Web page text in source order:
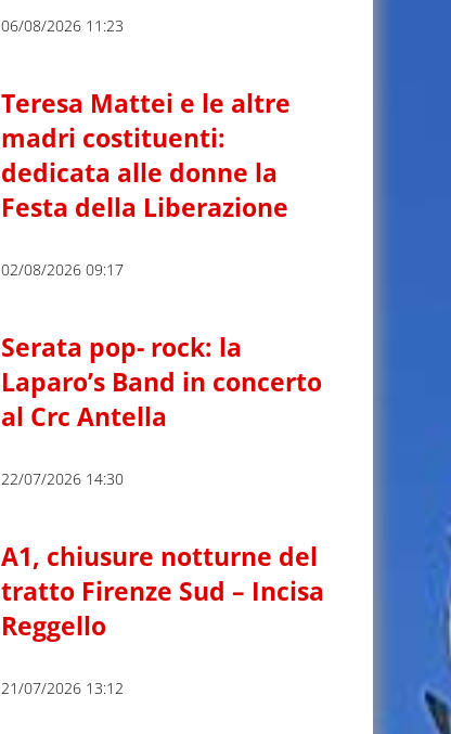
06/08/2026 11:23
Teresa Mattei e le altre
madri costituenti:
dedicata alle donne la
Festa della Liberazione
02/08/2026 09:17
Serata pop- rock: la
Laparo’s Band in concerto
al Crc Antella
22/07/2026 14:30
A1, chiusure notturne del
tratto Firenze Sud – Incisa
Reggello
21/07/2026 13:12